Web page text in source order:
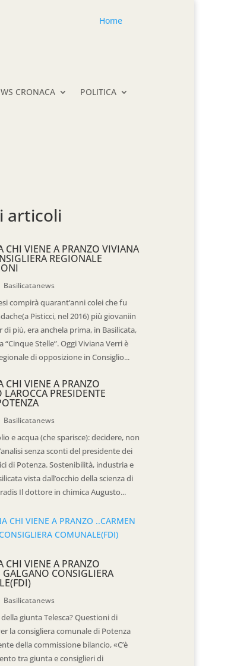
Home
CRONACA POLITICA
articoli
CHI VIENE A PRANZO VIVIANA
REGIONALE
Basilicatanews
compirà quarant’anni colei che fu
Pisticci, nel 2016) più giovaniin
di più, era anchela prima, in Basilicata,
“Cinque Stelle”. Oggi Viviana Verri è
di opposizione in Consiglio...
CHI VIENE A PRANZO
PRESIDENTE
Basilicatanews
e acqua (che sparisce): decidere, non
senza sconti del presidente dei
di Potenza. Sostenibilità, industria e
vista dall’occhio della scienza di
Il dottore in chimica Augusto...
CHI VIENE A PRANZO
GALGANO CONSIGLIERA
Basilicatanews
giunta Telesca? Questioni di
la consigliera comunale di Potenza
della commissione bilancio, «C’è
tra giunta e consiglieri di